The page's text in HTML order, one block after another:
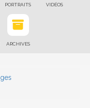
PORTRAITS VIDÉOS
ARCHIVES